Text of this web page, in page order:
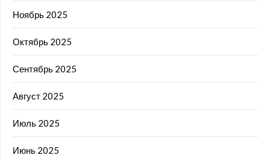
Ноябрь 2025
Октябрь 2025
Сентябрь 2025
Август 2025
Июль 2025
Июнь 2025